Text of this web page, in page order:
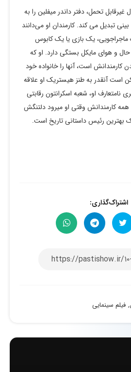
تحمل، دفتر داندر میفلین را به
تبدیل می کند. کارمندان او می‌دانند
ماجراجویی، یک بازی یا یک کابوس
و هوای مایکل بستگی دارد. او که
کارمندانش است، آنها را خانواده خود
است آنقدر به طنز هیستریک او علاقه
نامتعارف او، شعبه اسکرانتون رقابتی
کارمندانش وقتی او میرود دلتنگش
رئیس داستانی تاریخ است.
اشتراک‌گذاری:
, فیلم سینمایی